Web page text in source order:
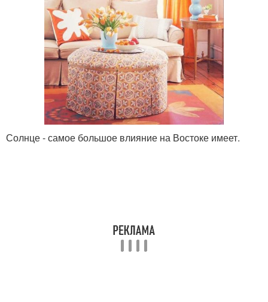
Солнце - самое большое влияние на Востоке имеет.